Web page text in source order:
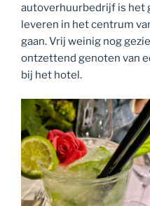
autoverhuurbedrijf is het
leveren in het centrum
gaan. Vrij weinig nog
ontzettend genoten van
bij het hotel.